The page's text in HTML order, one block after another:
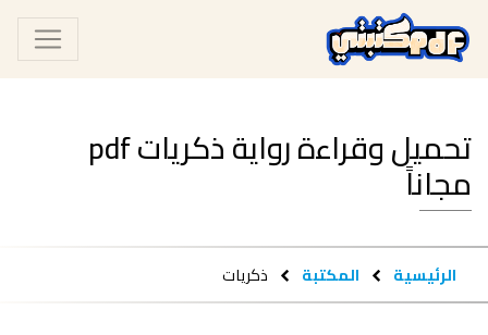
تحميل وقراءة رواية ‫ذكريات‬ pdf
مجاناً
الرئيسية المكتبة ‫ذكريات‬